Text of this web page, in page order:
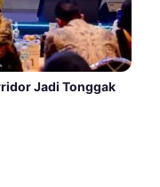
Jadi Tonggak